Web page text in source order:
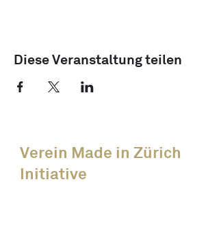
Diese Veranstaltung teilen
Verein Made in Zürich
Initiative